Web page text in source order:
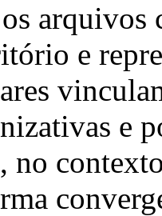
e
e
no